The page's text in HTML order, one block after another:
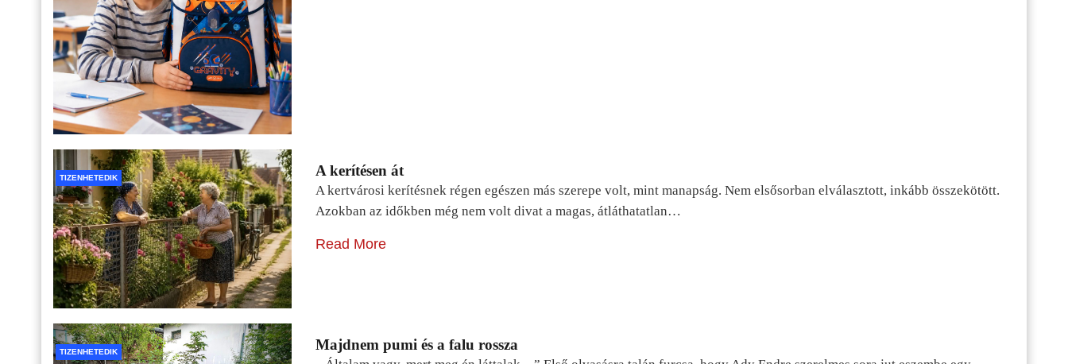
TIZENHETEDIK A kerítésen át
A kertvárosi kerítésnek régen egészen más szerepe volt, mint manapság. Nem elsősorban elválasztott, inkább összekötött.
Azokban az időkben még nem volt divat a magas, átláthatatlan…
Read More
TIZENHETEDIK Majdnem pumi és a falu rossza